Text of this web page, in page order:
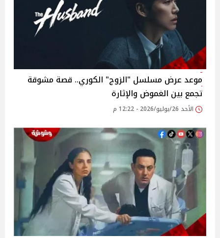
موعد عرض مسلسل "الزوج" الكوري.. قصة مشوقة
تجمع بين الغموض والإثارة
الأحد 26/يوليو/2026 - 12:22 م